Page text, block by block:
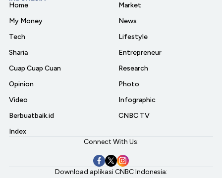
Home
My Money
Tech
Sharia
Cuap Cuap Cuan
Opinion
Video
Berbuatbaik.id
Index
Market
News
Lifestyle
Entrepreneur
Research
Photo
Infographic
CNBC TV
Connect With Us:
Download aplikasi CNBC Indonesia: